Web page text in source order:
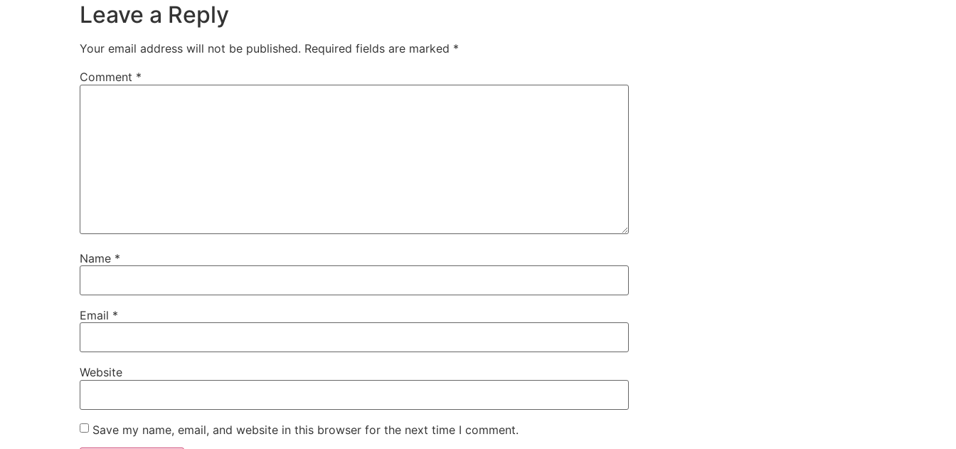
Leave a Reply
Your email address will not be published. Required fields are marked *
Comment *
Name *
Email *
Website
Save my name, email, and website in this browser for the next time I comment.